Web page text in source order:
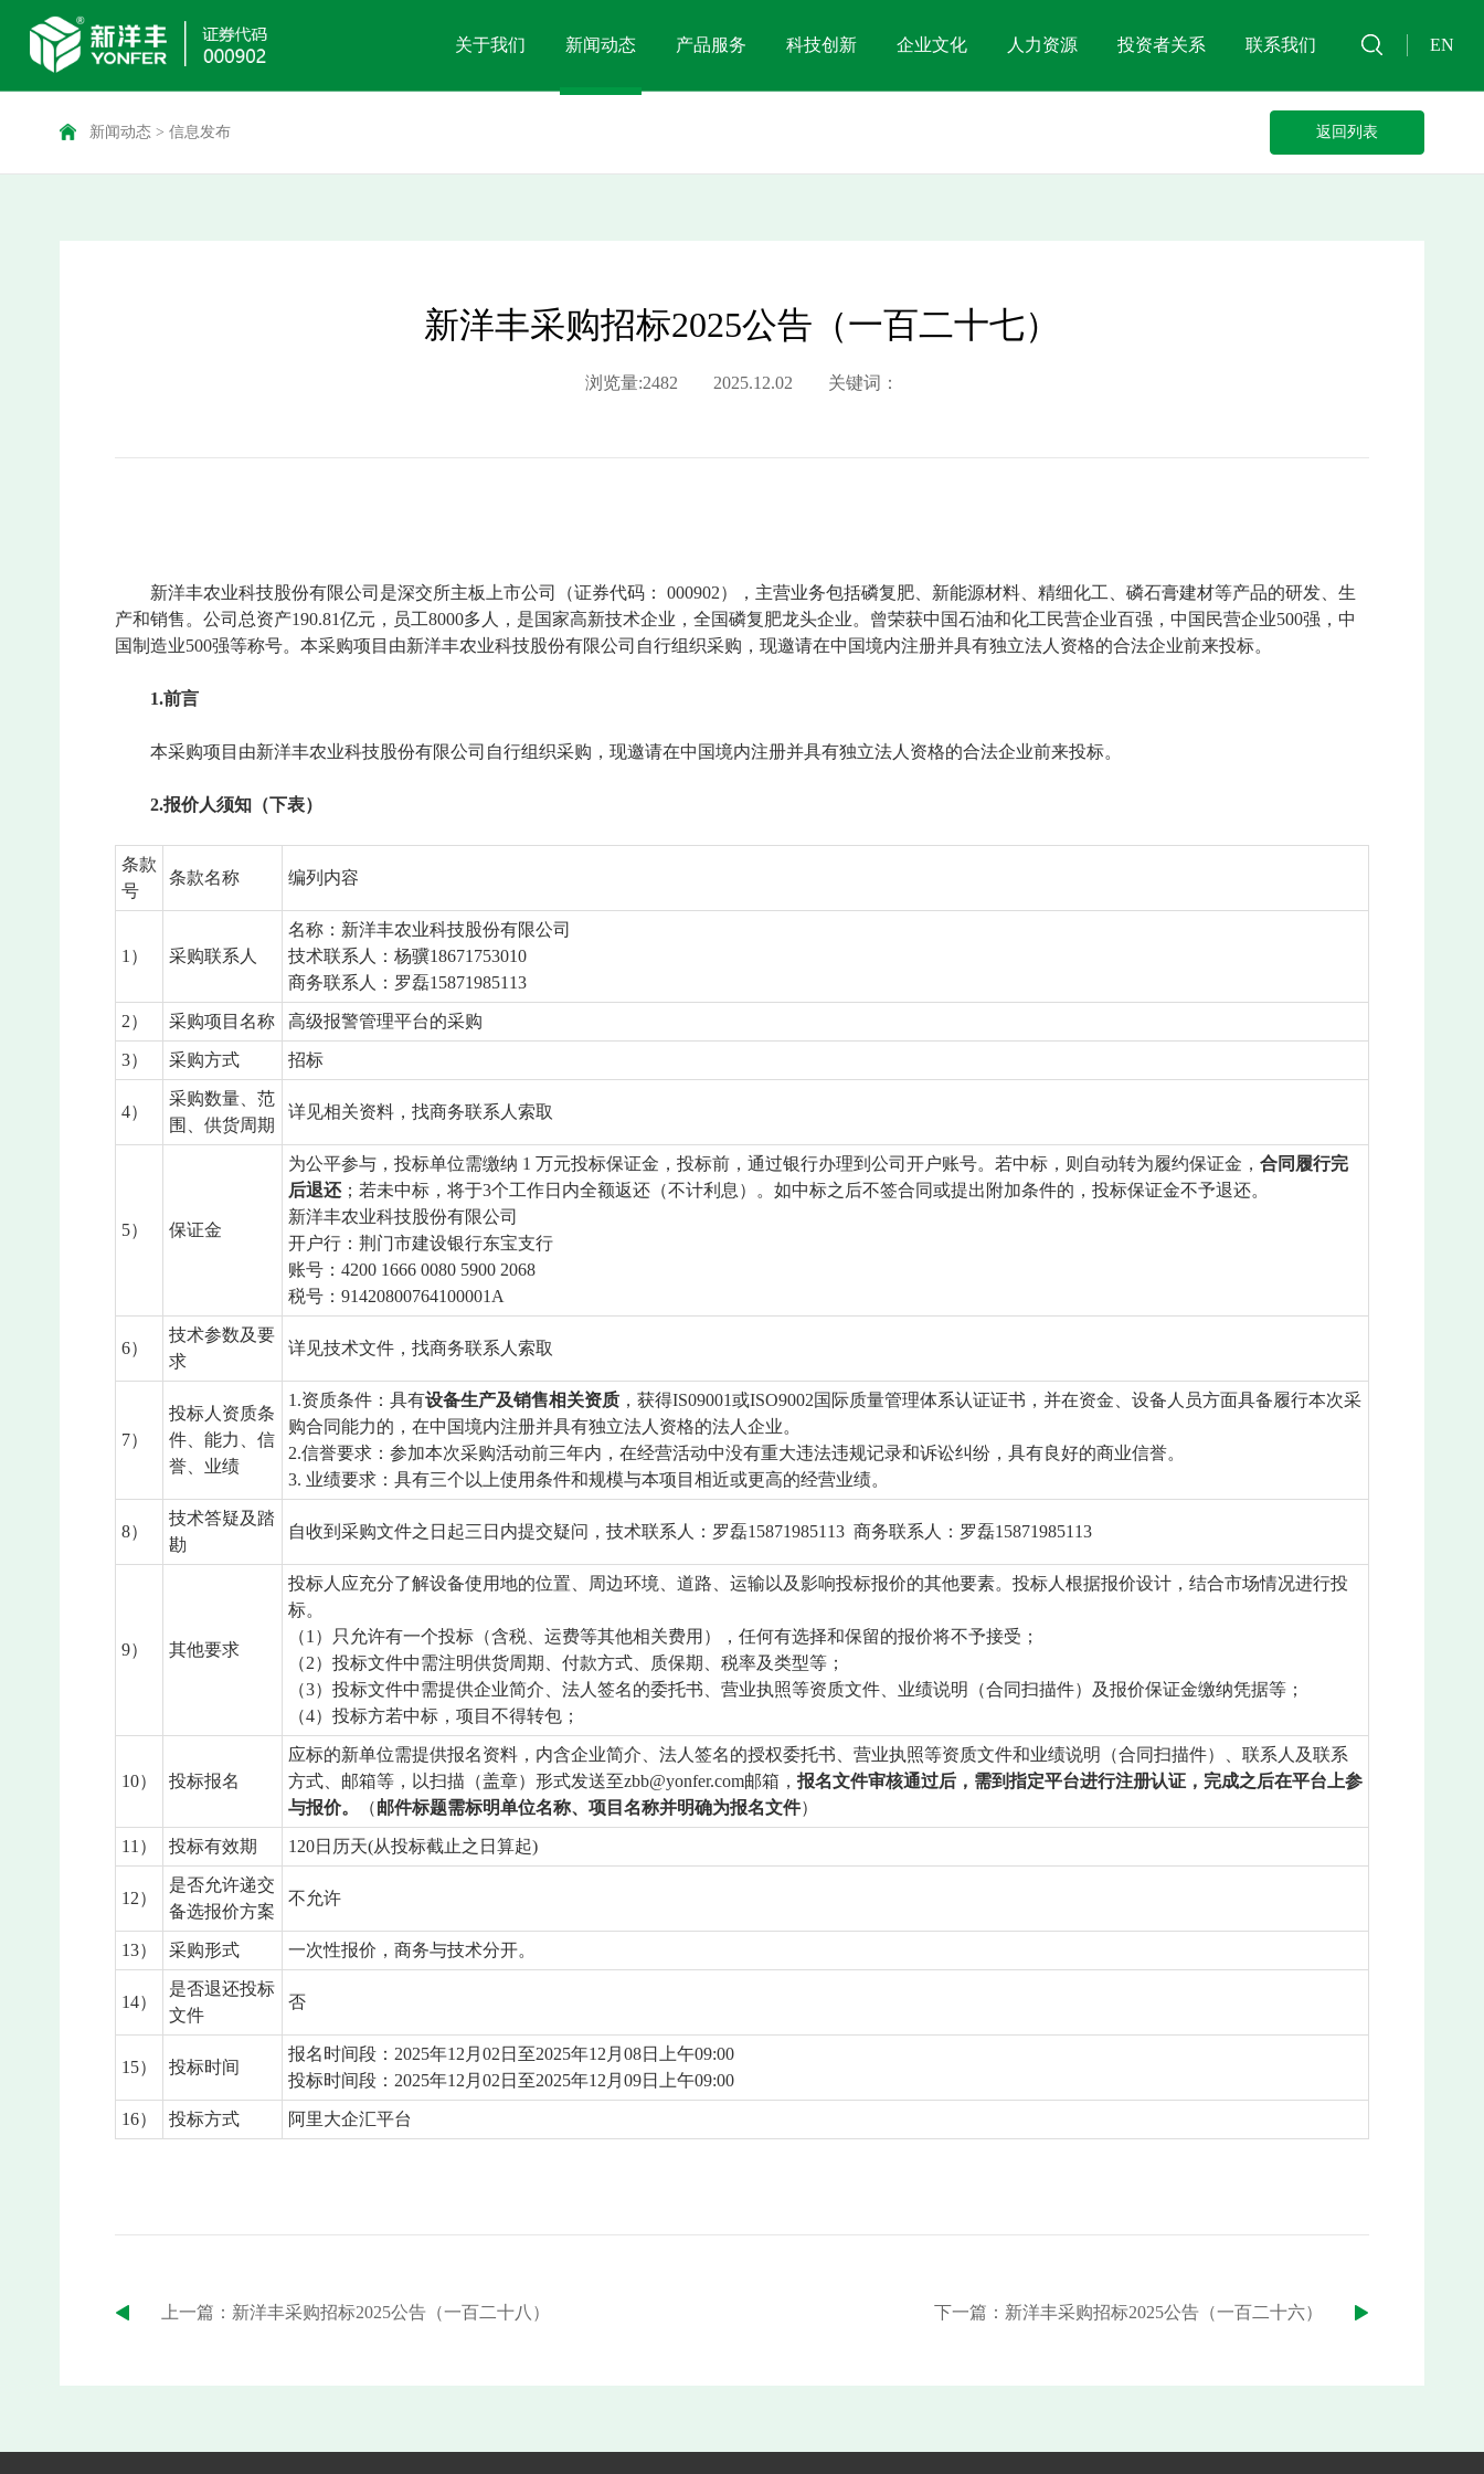
关于我们 新闻动态 产品服务 科技创新 企业文化 人力资源 投资者关系 联系我们 EN
新闻动态> 信息发布 返回列表
新洋丰采购招标2025公告（一百二十七）
浏览量:2482 2025.12.02 关键词：
新洋丰农业科技股份有限公司是深交所主板上市公司（证券代码： 000902），主营业务包括磷复肥、新能源材料、精细化工、磷石膏建材等产品的研发、生
产和销售。公司总资产190.81亿元，员工8000多人，是国家高新技术企业，全国磷复肥龙头企业。曾荣获中国石油和化工民营企业百强，中国民营企业500强，中
国制造业500强等称号。本采购项目由新洋丰农业科技股份有限公司自行组织采购，现邀请在中国境内注册并具有独立法人资格的合法企业前来投标。
1.前言
本采购项目由新洋丰农业科技股份有限公司自行组织采购，现邀请在中国境内注册并具有独立法人资格的合法企业前来投标。
2.报价人须知（下表）
条款
号
条款名称 编列内容
1） 采购联系人
名称：新洋丰农业科技股份有限公司
技术联系人：杨骥18671753010
商务联系人：罗磊15871985113
2） 采购项目名称 高级报警管理平台的采购
3） 采购方式 招标
4）
采购数量、范
围、供货周期
详见相关资料，找商务联系人索取
5） 保证金
为公平参与，投标单位需缴纳 1 万元投标保证金，投标前，通过银行办理到公司开户账号。若中标，则自动转为履约保证金， 合同履行完
后退还；若未中标，将于3个工作日内全额返还（不计利息）。如中标之后不签合同或提出附加条件的，投标保证金不予退还。
新洋丰农业科技股份有限公司
开户行：荆门市建设银行东宝支行
账号：4200 1666 0080 5900 2068
税号：91420800764100001A
6）
技术参数及要
求
详见技术文件，找商务联系人索取
7）
投标人资质条
件、能力、信
誉、业绩
1.资质条件：具有设备生产及销售相关资质，获得IS09001或ISO9002国际质量管理体系认证证书，并在资金、设备人员方面具备履行本次采
购合同能力的，在中国境内注册并具有独立法人资格的法人企业。
2.信誉要求：参加本次采购活动前三年内，在经营活动中没有重大违法违规记录和诉讼纠纷，具有良好的商业信誉。
3. 业绩要求：具有三个以上使用条件和规模与本项目相近或更高的经营业绩。
8）
技术答疑及踏
勘
自收到采购文件之日起三日内提交疑问，技术联系人：罗磊15871985113 商务联系人：罗磊15871985113
9） 其他要求
投标人应充分了解设备使用地的位置、周边环境、道路、运输以及影响投标报价的其他要素。投标人根据报价设计，结合市场情况进行投
标。
（1）只允许有一个投标（含税、运费等其他相关费用），任何有选择和保留的报价将不予接受；
（2）投标文件中需注明供货周期、付款方式、质保期、税率及类型等；
（3）投标文件中需提供企业简介、法人签名的委托书、营业执照等资质文件、业绩说明（合同扫描件）及报价保证金缴纳凭据等；
（4）投标方若中标，项目不得转包；
10） 投标报名
应标的新单位需提供报名资料，内含企业简介、法人签名的授权委托书、营业执照等资质文件和业绩说明（合同扫描件）、联系人及联系
方式、邮箱等，以扫描（盖章）形式发送至zbb@yonfer.com邮箱， 报名文件审核通过后，需到指定平台进行注册认证，完成之后在平台上参
与报价。
（邮件标题需标明单位名称、项目名称并明确为报名文件）
11） 投标有效期 120日历天(从投标截止之日算起)
12）
是否允许递交
备选报价方案
不允许
13） 采购形式 一次性报价，商务与技术分开。
14）
是否退还投标
文件
否
15） 投标时间
报名时间段：2025年12月02日至2025年12月08日上午09:00
投标时间段：2025年12月02日至2025年12月09日上午09:00
16） 投标方式 阿里大企汇平台
上一篇：新洋丰采购招标2025公告（一百二十八） 下一篇：新洋丰采购招标2025公告（一百二十六）